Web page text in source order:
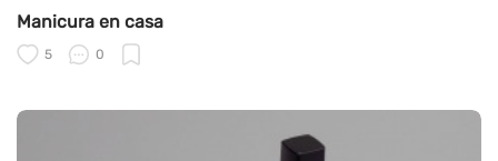
Manicura en casa
5 0